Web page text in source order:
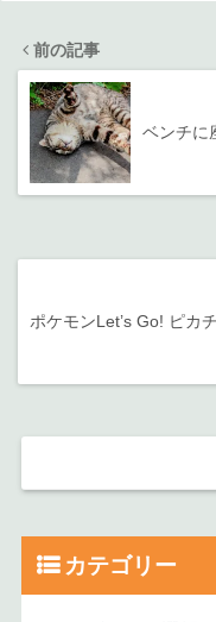
前の記事
ベンチに
ポケモンLet’s Go! ピカ
カテゴリー